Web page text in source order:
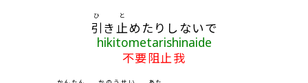
引
ひ
き 止
と
めたりしないで
hikitometarishinaide
不要阻止我